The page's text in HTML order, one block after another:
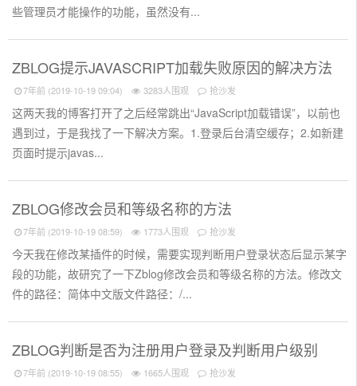
些管理员才能操作的功能，虽然没有...
ZBLOG提示JAVASCRIPT加载失败原因的解决方法
7年前 (2019-10-19 09:04) 3283人围观 抢沙发
这两天我的博客打开了之后经常跳出“JavaScript加载错误”，以前也
遇到过，于是我找了一下解决方案。1.登录后台清空缓存；2.如新建
页面时提示javas...
ZBLOG修改会员和等级名称的方法
7年前 (2019-10-19 08:59) 1773人围观 抢沙发
今天我在修改某插件的时候，需要实现判断用户登录状态后显示某字
段的功能，故研究了一下Zblog修改会员和等级名称的方法。修改文
件的路径：简体中文版文件路径：/...
ZBLOG判断是否为注册用户登录及判断用户级别
7年前 (2019-10-19 08:55) 1665人围观 抢沙发